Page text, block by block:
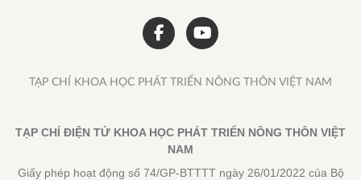
TẠP CHÍ KHOA HỌC PHÁT TRIỂN NÔNG THÔN VIỆT NAM
TẠP CHÍ ĐIỆN TỬ KHOA HỌC PHÁT TRIỂN NÔNG THÔN VIỆT
NAM
Giấy phép hoạt động số 74/GP-BTTTT ngày 26/01/2022 của Bộ